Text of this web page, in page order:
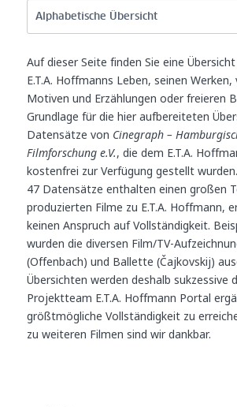
Alphabetische Übersicht
Auf dieser Seite finden Sie eine
E.T.A. Hoffmanns Leben, seinen Werken,
Motiven und Erzählungen oder freieren
Grundlage für die hier aufbereiteten
Datensätze von Cinegraph –
Filmforschung e.V., die dem E.T.A.
kostenfrei zur Verfügung gestellt
47 Datensätze enthalten einen großen
produzierten Filme zu E.T.A. Hoffmann,
keinen Anspruch auf Vollständigkeit.
wurden die diversen Film/TV-
(Offenbach) und Ballette (Čajkovskij)
Übersichten werden deshalb sukzessive
Projektteam E.T.A. Hoffmann Portal
größtmögliche Vollständigkeit zu
zu weiteren Filmen sind wir dankbar.